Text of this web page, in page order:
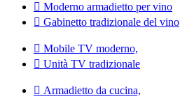
 Moderno armadietto per vino
 Gabinetto tradizionale del vino
 Mobile TV moderno,
 Unità TV tradizionale
 Armadietto da cucina,